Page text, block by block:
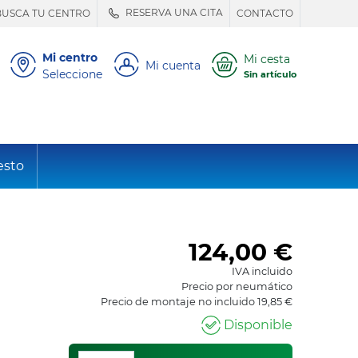
TU CENTRO RESERVA UNA CITA CONTACTO
Mi centro
Seleccione
Mi cuenta Mi cesta
Sin artículo
124,00 €
IVA incluido
Precio por neumático
Precio de montaje no incluido 19,85 €
Disponible